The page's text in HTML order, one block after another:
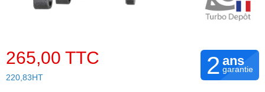
265,00 TTC
220,83HT 2 ans
garantie